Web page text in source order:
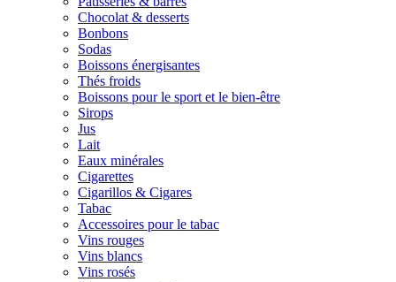
Chocolat & desserts
Bonbons
Sodas
Boissons énergisantes
Thés froids
Boissons pour le sport et le bien-être
Sirops
Jus
Lait
Eaux minérales
Cigarettes
Cigarillos & Cigares
Tabac
Accessoires pour le tabac
Vins rouges
Vins blancs
Vins rosés